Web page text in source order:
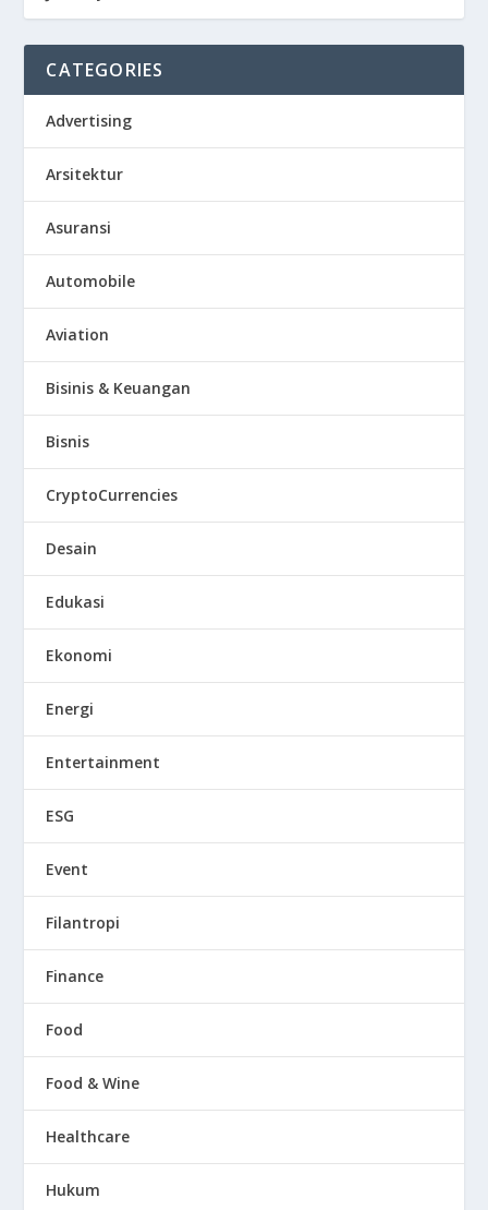
CATEGORIES
Advertising
Arsitektur
Asuransi
Automobile
Aviation
Bisinis & Keuangan
Bisnis
CryptoCurrencies
Desain
Edukasi
Ekonomi
Energi
Entertainment
ESG
Event
Filantropi
Finance
Food
Food & Wine
Healthcare
Hukum